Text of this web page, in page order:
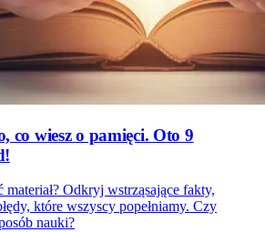
co wiesz o pamięci. Oto 9
Odkryj wstrząsające fakty,
które wszyscy popełniamy. Czy
nauki?